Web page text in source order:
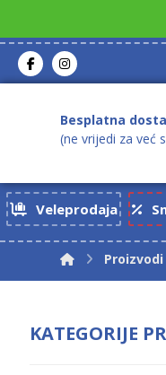
Besplatna
(ne vrijedi za već
Veleprodaja
Proizvodi
KATEGORIJE